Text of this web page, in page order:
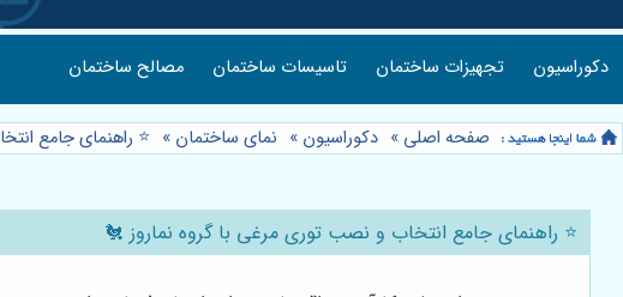
دکوراسیون تجهیزات ساختمان تاسیسات ساختمان مصالح ساختمان
صفحه اصلی » دکوراسیون » نمای ساختمان » ⭐️ راهنمای جامع
⭐️ راهنمای جامع انتخاب و نصب توری مرغی با گروه نماروز 🐔